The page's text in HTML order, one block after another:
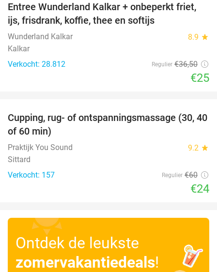
32%
Entree Wunderland Kalkar + onbeperkt friet,
ijs, frisdrank, koffie, thee en softijs
Wunderland Kalkar 8.9 star
Kalkar
Verkocht: 28.812
Regulier €36,50
€25
60%
Cupping, rug- of ontspanningsmassage (30, 40
of 60 min)
Praktijk You Sound 9.2 star
Sittard
Verkocht: 157
Regulier €60
€24
Ontdek de leukste
zomervakantiedeals!